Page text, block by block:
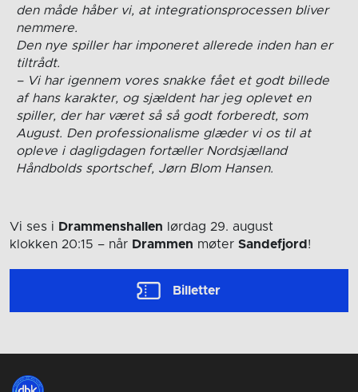
den måde håber vi, at integrationsprocessen bliver
nemmere.
Den nye spiller har imponeret allerede inden han er
tiltrådt.
– Vi har igennem vores snakke fået et godt billede
af hans karakter, og sjældent har jeg oplevet en
spiller, der har været så så godt forberedt, som
August. Den professionalisme glæder vi os til at
opleve i dagligdagen fortæller Nordsjælland
Håndbolds sportschef, Jørn Blom Hansen.
Vi ses i Drammenshallen lørdag 29. august
klokken 20:15 – når Drammen møter Sandefjord !
Billetter